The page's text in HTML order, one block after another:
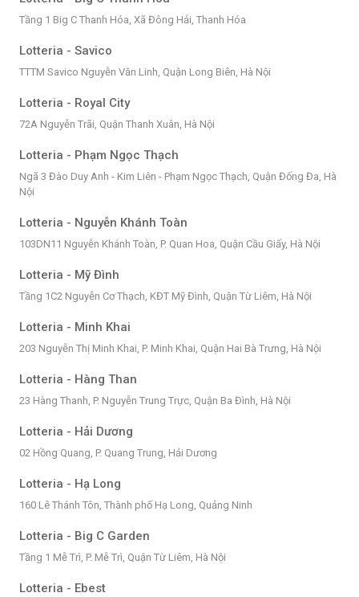
Tầng 1 Big C Thanh Hóa, Xã Đông Hải, Thanh Hóa
Lotteria - Savico
TTTM Savico Nguyễn Văn Linh, Quận Long Biên, Hà Nội
Lotteria - Royal City
72A Nguyễn Trãi, Quận Thanh Xuân, Hà Nội
Lotteria - Phạm Ngọc Thạch
Ngã 3 Đào Duy Anh - Kim Liên - Phạm Ngọc Thạch, Quận Đống Đa, Hà
Nội
Lotteria - Nguyễn Khánh Toàn
103DN11 Nguyễn Khánh Toàn, P. Quan Hoa, Quận Cầu Giấy, Hà Nội
Lotteria - Mỹ Đình
Tầng 1C2 Nguyễn Cơ Thạch, KĐT Mỹ Đình, Quận Từ Liêm, Hà Nội
Lotteria - Minh Khai
203 Nguyễn Thị Minh Khai, P. Minh Khai, Quận Hai Bà Trưng, Hà Nội
Lotteria - Hàng Than
23 Hàng Thanh, P. Nguyễn Trung Trực, Quận Ba Đình, Hà Nội
Lotteria - Hải Dương
02 Hồng Quang, P. Quang Trung, Hải Dương
Lotteria - Hạ Long
160 Lê Thánh Tôn, Thành phố Hạ Long, Quảng Ninh
Lotteria - Big C Garden
Tầng 1 Mễ Trì, P. Mễ Trì, Quận Từ Liêm, Hà Nội
Lotteria - Ebest